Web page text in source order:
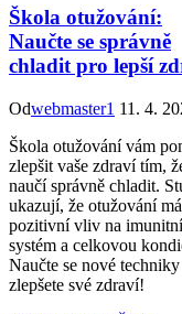
Škola otužování:
Naučte se správně
chladit pro lepší
Odwebmaster1 11. 4.
Škola otužování vám
zlepšit vaše zdraví tím,
naučí správně chladit.
ukazují, že otužování má
pozitivní vliv na imunitní
systém a celkovou
Naučte se nové techniky
zlepšete své zdraví!